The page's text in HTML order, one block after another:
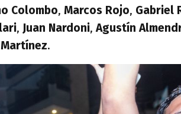
Colombo, Marcos Rojo, Gabriel
, Juan Nardoni,Agustín
.